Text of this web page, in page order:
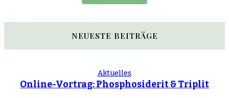
NEUESTE BEITRÄGE
Aktuelles
Online-Vortrag: Phosphosiderit & Triplit